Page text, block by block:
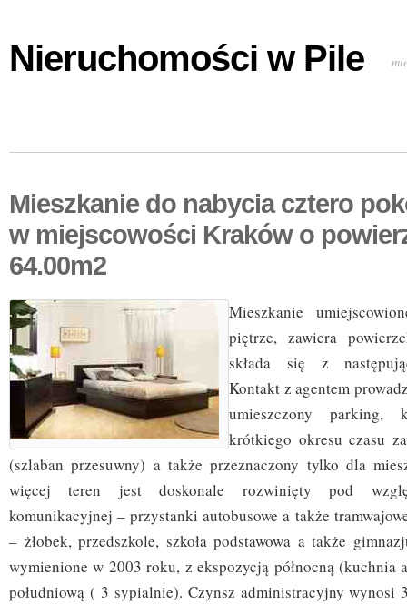
Nieruchomości w Pile
Mieszkanie do nabycia cztero
w miejscowości Kraków o
64.00m2
Mieszkanie
piętrze, zawiera
składa się z
Kontakt z agentem
umieszczony
krótkiego okresu czasu
(szlaban przesuwny) a także przeznaczony tylko dla
więcej teren jest doskonale rozwinięty pod
komunikacyjnej – przystanki autobusowe a także
– żłobek, przedszkole, szkoła podstawowa a także
wymienione w 2003 roku, z ekspozycją północną (kuchnia
południową ( 3 sypialnie). Czynsz administracyjny wynosi